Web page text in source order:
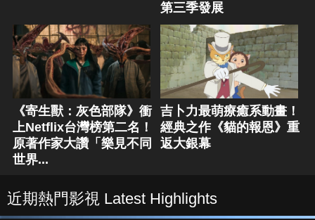
第三季發展
《寄生獸：灰色部隊》衝
上Netflix台灣榜第二名！
原著作家大讚「樂見不同
世界...
吉卜力最萌療癒系動畫！
經典之作《貓的報恩》重
返大銀幕
近期熱門影視 Latest Highlights